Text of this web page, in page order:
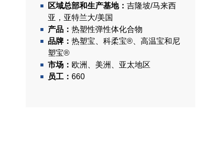
区域总部和生产基地： 吉隆坡/马来西
亚，亚特兰大/美国
产品： 热塑性弹性体化合物
品牌： 热塑宝、科柔宝®、高温宝和尼
塑宝®
市场： 欧洲、美洲、亚太地区
员工： 660